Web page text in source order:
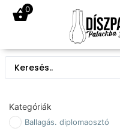
0
Kategóriák
Ballagás. diplomaosztó